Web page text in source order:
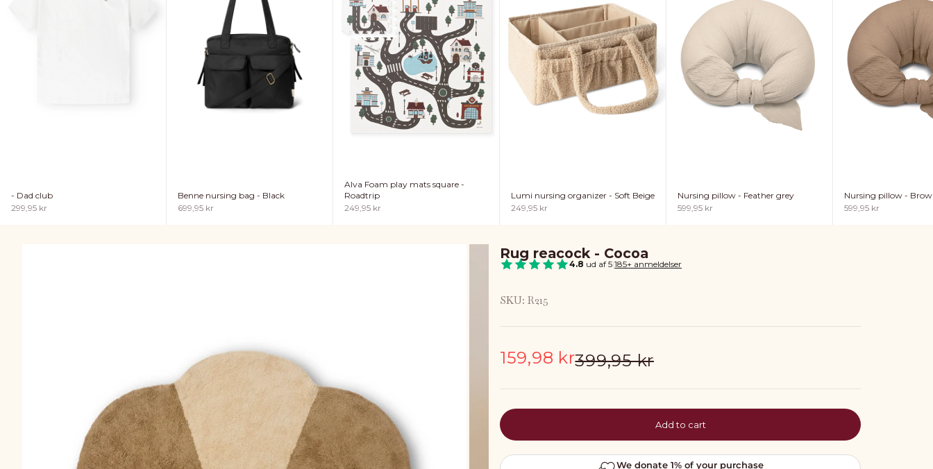
- Dad club
Sale price
299,95 kr
Benne nursing bag - Black
Sale price
699,95 kr
Alva Foam play mats square -
Roadtrip
Sale price
249,95 kr
Lumi nursing organizer - Soft Beige
Sale price
249,95 kr
Nursing pillow - Feather grey
Sale price
599,95 kr
Nursing pillow -
Sale price
599,95 kr
Rug reacock - Cocoa
4.8 ud af 5|185+ anmeldelser
SKU: R215
Sale price
159,98 krRegular price
399,95 kr
Add to cart